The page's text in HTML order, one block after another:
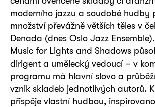
moderního jazzu a soudobé hudby
množství převážně větších těles v
Denada (dnes Oslo Jazz
Music for Lights and Shadows
dirigent a umělecký vedoucí – v
programu má hlavní slovo a
vznik skladeb jednotlivých autorů.
přispěje vlastní hudbou,